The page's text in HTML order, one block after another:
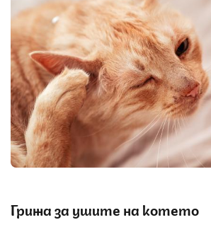
Грижа за ушите на котето